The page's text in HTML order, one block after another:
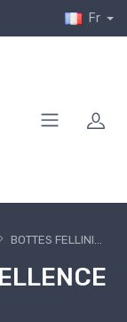
Fr
BOTTES FELLINI...